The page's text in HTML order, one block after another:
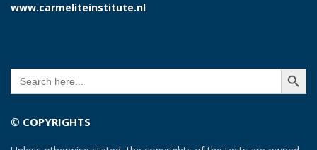
www.carmeliteinstitute.nl
Search
for:
SEARCH
© COPYRIGHTS